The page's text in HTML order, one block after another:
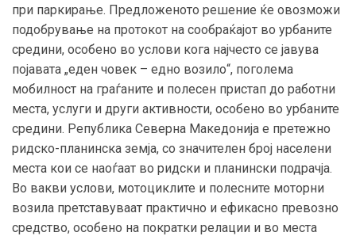
при паркирање. Предложеното решение ќе овозможи
подобрување на протокот на сообраќајот во урбаните
средини, особено во услови кога најчесто се јавува
појавата „еден човек – едно возило“, поголема
мобилност на граѓаните и полесен пристап до работни
места, услуги и други активности, особено во урбаните
средини. Република Северна Македонија е претежно
ридско-планинска земја, со значителен број населени
места кои се наоѓаат во ридски и планински подрачја.
Во вакви услови, мотоциклите и полесните моторни
возила претставуваат практично и ефикасно превозно
средство, особено на пократки релации и во места